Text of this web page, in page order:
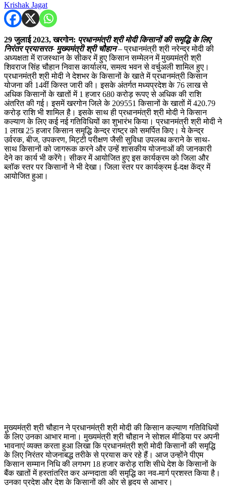
Krishak Jagat
29 जुलाई 2023, खरगोन: प्रधानमंत्री श्री मोदी किसानों की समृद्धि के लिए
निरंतर प्रयासरत- मुख्यमंत्री श्री चौहान– प्रधानमंत्री श्री नरेन्द्र मोदी की
अध्यक्षता में राजस्थान के सीकर में हुए किसान सम्मेलन में मुख्यमंत्री श्री
शिवराज सिंह चौहान निवास कार्यालय, समत्व भवन से वर्चुअली शामिल हुए।
प्रधानमंत्री श्री मोदी ने देशभर के किसानों के खाते में प्रधानमंत्री किसान
योजना की 14वीं किस्त जारी की। इसके अंतर्गत मध्यप्रदेश के 76 लाख से
अधिक किसानों के खातों में 1 हजार 680 करोड़ रूपए से अधिक की राशि
अंतरित की गई। इसमें खरगोन जिले के 209551 किसानों के खातों में 420.79
करोड़ राशि भी शामिल है। इसके साथ ही प्रधानमंत्री श्री मोदी ने किसान
कल्याण के लिए कई नई गतिविधियों का शुभारंभ किया। प्रधानमंत्री श्री मोदी ने
1 लाख 25 हजार किसान समृद्धि केन्द्र राष्ट्र को समर्पित किए। ये केन्द्र
उर्वरक, बीज, उपकरण, मिट्टी परीक्षण जैसी सुविधा उपलब्ध कराने के साथ-
साथ किसानों को जागरूक करने और उन्हें शासकीय योजनाओं की जानकारी
देने का कार्य भी करेंगे। सीकर में आयोजित हुए इस कार्यक्रम को जिला और
ब्लॉक स्तर पर किसानों ने भी देखा। जिला स्तर पर कार्यक्रम ई-दक्ष केंद्र में
आयोजित हुआ।
मुख्यमंत्री श्री चौहान ने प्रधानमंत्री श्री मोदी की किसान कल्याण गतिविधियों
के लिए उनका आभार माना। मुख्यमंत्री श्री चौहान ने सोशल मीडिया पर अपनी
भावनाएं व्यक्त करता हुआ लिखा कि प्रधानमंत्री श्री मोदी किसानों की समृद्धि
के लिए निरंतर योजनाबद्ध तरीके से प्रयास कर रहे हैं। आज उन्होंने पीएम
किसान सम्मान निधि की लगभग 18 हजार करोड़ राशि सीधे देश के किसानों के
बैंक खातों में हस्तांतरित कर अन्नदाता की समृद्धि का नव-मार्ग प्रशस्त किया है।
उनका प्रदेश और देश के किसानों की ओर से हृदय से आभार।